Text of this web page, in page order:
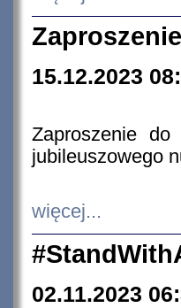
15.12.2023
Zaproszenie do
jubileuszowego
więcej...
02.11.2023